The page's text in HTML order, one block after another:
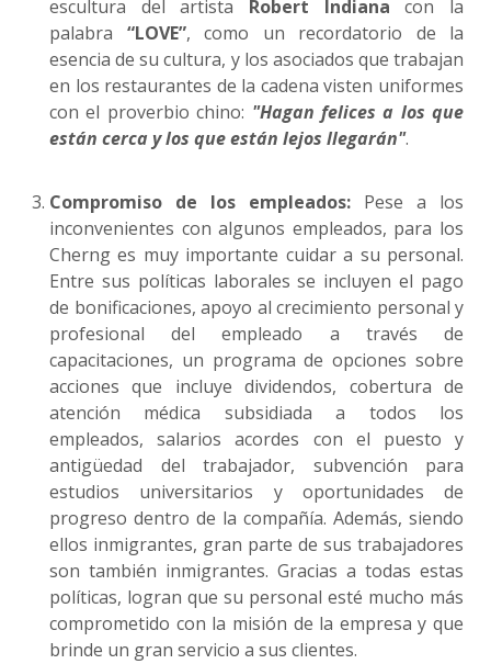
escultura del artista Robert Indiana con la
palabra “LOVE”, como un recordatorio de la
esencia de su cultura, y los asociados que trabajan
en los restaurantes de la cadena visten uniformes
con el proverbio chino: "Hagan felices a los que
están cerca y los que están lejos llegarán".
Compromiso de los empleados: Pese a los
inconvenientes con algunos empleados, para los
Cherng es muy importante cuidar a su personal.
Entre sus políticas laborales se incluyen el pago
de bonificaciones, apoyo al crecimiento personal y
profesional del empleado a través de
capacitaciones, un programa de opciones sobre
acciones que incluye dividendos, cobertura de
atención médica subsidiada a todos los
empleados, salarios acordes con el puesto y
antigüedad del trabajador, subvención para
estudios universitarios y oportunidades de
progreso dentro de la compañía. Además, siendo
ellos inmigrantes, gran parte de sus trabajadores
son también inmigrantes. Gracias a todas estas
políticas, logran que su personal esté mucho más
comprometido con la misión de la empresa y que
brinde un gran servicio a sus clientes.